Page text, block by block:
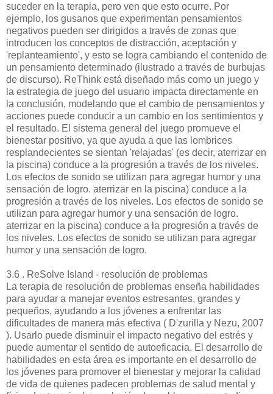
suceder en la terapia, pero ven que esto ocurre. Por
ejemplo, los gusanos que experimentan pensamientos
negativos pueden ser dirigidos a través de zonas que
introducen los conceptos de distracción, aceptación y
'replanteamiento', y esto se logra cambiando el contenido de
un pensamiento determinado (ilustrado a través de burbujas
de discurso). ReThink está diseñado más como un juego y
la estrategia de juego del usuario impacta directamente en
la conclusión, modelando que el cambio de pensamientos y
acciones puede conducir a un cambio en los sentimientos y
el resultado. El sistema general del juego promueve el
bienestar positivo, ya que ayuda a que las lombrices
resplandecientes se sientan 'relajadas' (es decir, aterrizar en
la piscina) conduce a la progresión a través de los niveles.
Los efectos de sonido se utilizan para agregar humor y una
sensación de logro. aterrizar en la piscina) conduce a la
progresión a través de los niveles. Los efectos de sonido se
utilizan para agregar humor y una sensación de logro.
aterrizar en la piscina) conduce a la progresión a través de
los niveles. Los efectos de sonido se utilizan para agregar
humor y una sensación de logro.
3.6 . ReSolve Island - resolución de problemas
La terapia de resolución de problemas enseña habilidades
para ayudar a manejar eventos estresantes, grandes y
pequeños, ayudando a los jóvenes a enfrentar las
dificultades de manera más efectiva ( D'zurilla y Nezu, 2007
). Usarlo puede disminuir el impacto negativo del estrés y
puede aumentar el sentido de autoeficacia. El desarrollo de
habilidades en esta área es importante en el desarrollo de
los jóvenes para promover el bienestar y mejorar la calidad
de vida de quienes padecen problemas de salud mental y